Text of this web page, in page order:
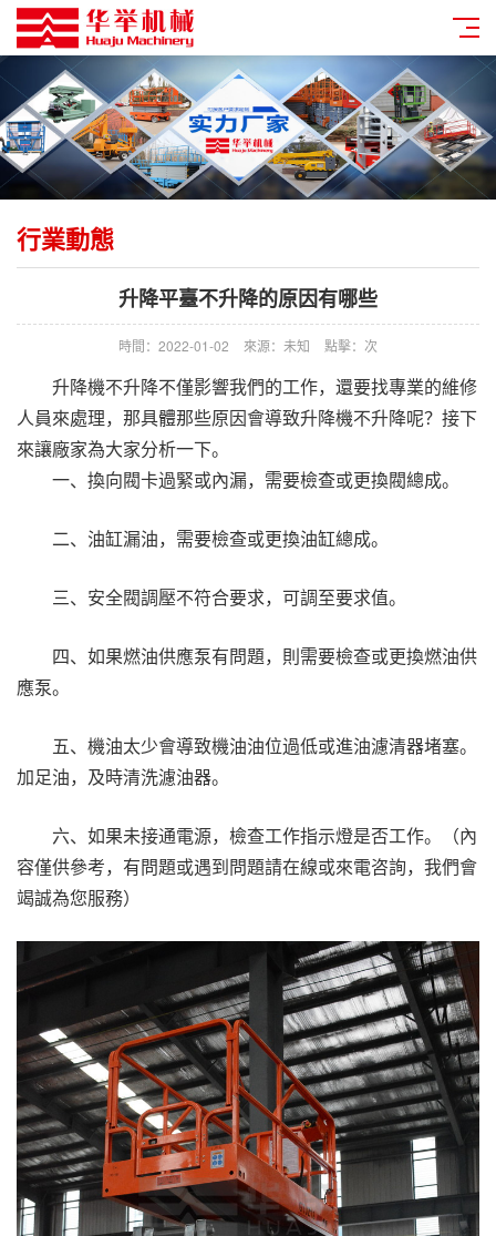
行業動態
升降平臺不升降的原因有哪些
時間：2022-01-02 來源：未知 點擊： 次
升降機不升降不僅影響我們的工作，還要找專業的維修
人員來處理，那具體那些原因會導致升降機不升降呢？接下
來讓廠家為大家分析一下。
一、換向閥卡過緊或內漏，需要檢查或更換閥總成。
二、油缸漏油，需要檢查或更換油缸總成。
三、安全閥調壓不符合要求，可調至要求值。
四、如果燃油供應泵有問題，則需要檢查或更換燃油供
應泵。
五、機油太少會導致機油油位過低或進油濾清器堵塞。
加足油，及時清洗濾油器。
六、如果未接通電源，檢查工作指示燈是否工作。（內
容僅供參考，有問題或遇到問題請在線或來電咨詢，我們會
竭誠為您服務）